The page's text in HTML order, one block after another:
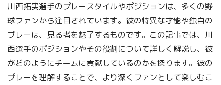
川西拓実選手のプレースタイルやポジションは、多くの野
球ファンから注目されています。彼の特異な才能や独自の
プレーは、見る者を魅了するものです。この記事では、川
西選手のポジションやその役割について詳しく解説し、彼
がどのようにチームに貢献しているのかを探ります。彼の
プレーを理解することで、より深くファンとして楽しむこ